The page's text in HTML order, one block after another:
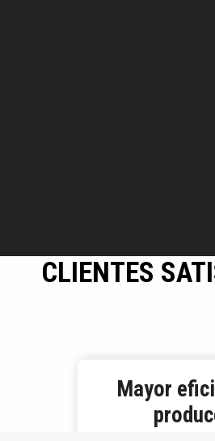
CLIENTES
Mayor